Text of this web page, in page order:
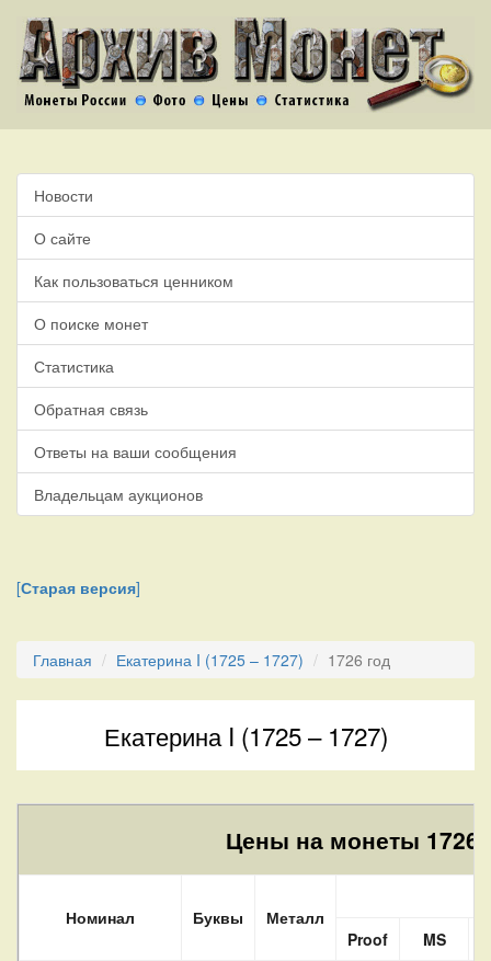
Новости
О сайте
Как пользоваться ценником
О поиске монет
Статистика
Обратная связь
Ответы на ваши сообщения
Владельцам аукционов
[Старая версия]
Главная Екатерина I (1725 – 1727) 1726 год
Екатерина I (1725 – 1727)
Цены на монеты 1726
Номинал Буквы
Металл
Proof
MS